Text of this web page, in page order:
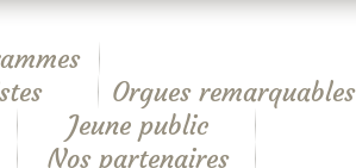
Orgues remarquables
Jeune public
Nos partenaires